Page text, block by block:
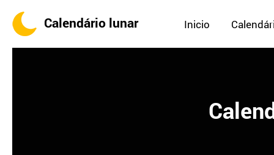
Calendário lunar Inicio